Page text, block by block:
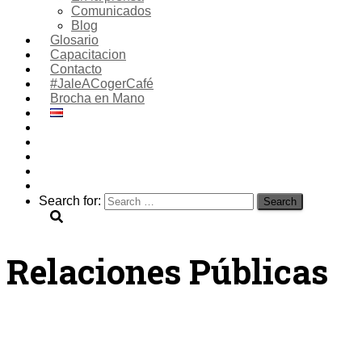
Comunicados
Blog
Glosario
Capacitacion
Contacto
#JaleACogerCafé
Brocha en Mano
Search for:
Relaciones Públicas